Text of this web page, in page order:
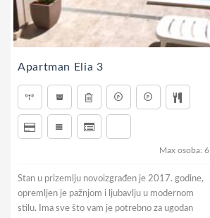
Apartman Elia 3
Max osoba: 6
Stan u prizemlju novoizgrađen je 2017. godine,
opremljen je pažnjom i ljubavlju u modernom
stilu. Ima sve što vam je potrebno za ugodan